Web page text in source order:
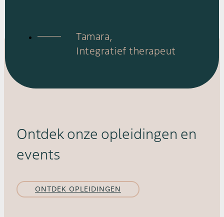
Tamara,
Integratief therapeut
Ontdek onze opleidingen en
events
ONTDEK OPLEIDINGEN